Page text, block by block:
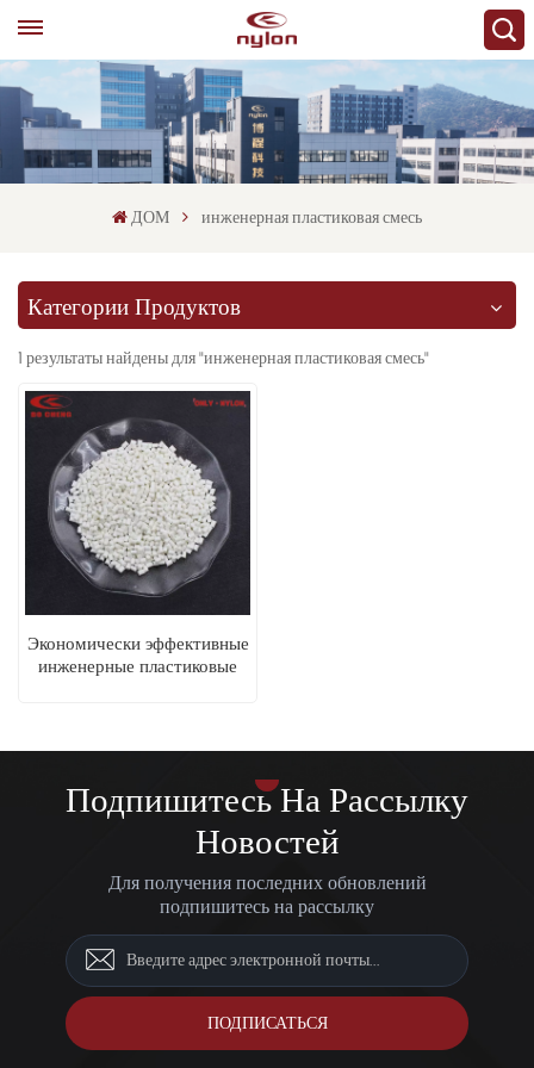
ДОМ инженерная пластиковая смесь
Категории Продуктов
1 результаты найдены для "инженерная пластиковая смесь"
Экономически эффективные
инженерные пластиковые
Подпишитесь На Рассылку
Новостей
Для получения последних обновлений
подпишитесь на рассылку